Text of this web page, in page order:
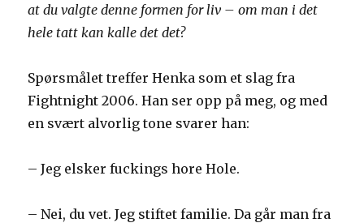
at du valgte denne formen for liv – om man i det
hele tatt kan kalle det det?
Spørsmålet treffer Henka som et slag fra
Fightnight 2006. Han ser opp på meg, og med
en svært alvorlig tone svarer han:
– Jeg elsker fuckings hore Hole.
– Nei, du vet. Jeg stiftet familie. Da går man fra